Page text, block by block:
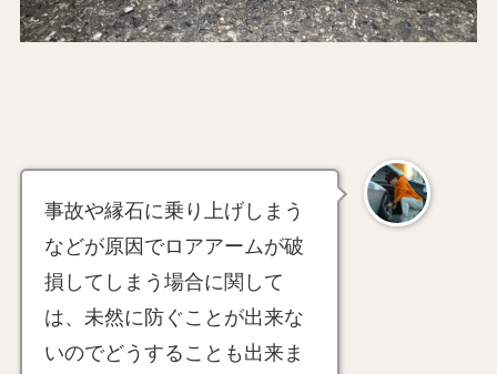
事故や縁石に乗り上げしまう
などが原因でロアアームが破
損してしまう場合に関して
は、未然に防ぐことが出来な
いのでどうすることも出来ま